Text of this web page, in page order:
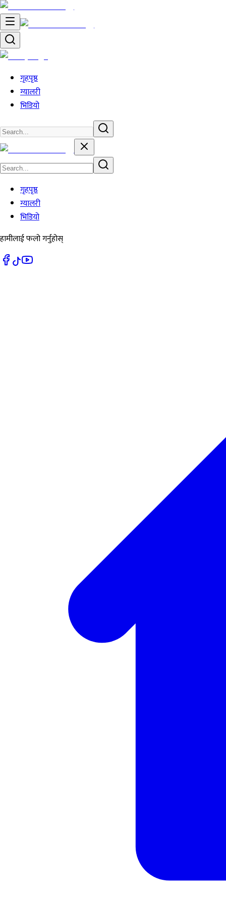
गृहपृष्ठ
ग्यालरी
भिडियो
गृहपृष्ठ
ग्यालरी
भिडियो
हामीलाई फलो गर्नुहोस्